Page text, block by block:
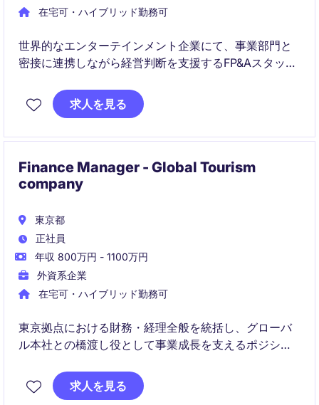
在宅可・ハイブリッド勤務可
世界的なエンターテインメント企業にて、事業部門と
密接に連携しながら経営判断を支援するFP&Aスタッフ
かしながら、グローバル環境で予算策定や分析業務に
携わることができるポジションです。
求人を見る
Finance Manager - Global Tourism
company
東京都
正社員
年収 800万円 - 1100万円
外資系企業
在宅可・ハイブリッド勤務可
東京拠点における財務・経理全般を統括し、グローバ
ル本社との橋渡し役として事業成長を支えるポジショ
を推進し、戦略的意思決定に貢献いただきます。
求人を見る